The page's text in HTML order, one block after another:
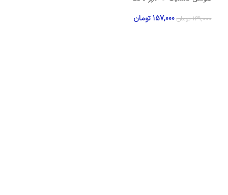
169,000 تومان 157,000 تومان